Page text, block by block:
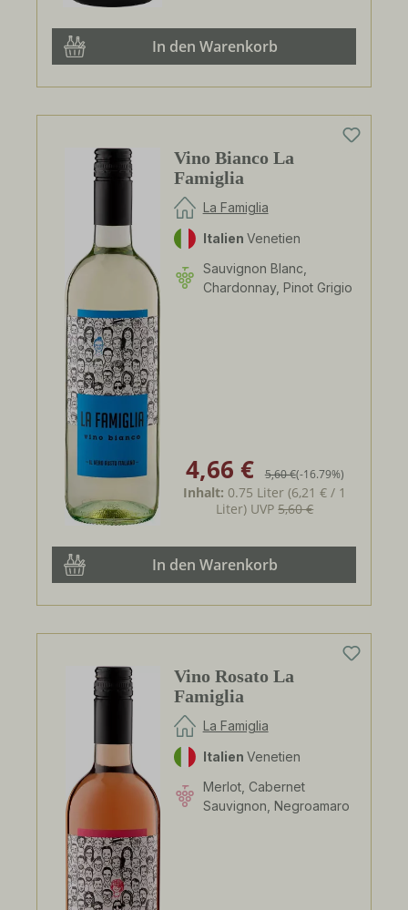
In den Warenkorb
Vino Bianco La
Famiglia
La Famiglia
Italien Venetien
Sauvignon Blanc,
Chardonnay, Pinot Grigio
Verkaufspreis:
4,66 € Regulärer Preis:
5,60 €(-16.79%)
Inhalt: 0.75 Liter(6,21 € / 1
Liter) UVP5,60 €
In den Warenkorb
Vino Rosato La
Famiglia
La Famiglia
Italien Venetien
Merlot, Cabernet
Sauvignon, Negroamaro